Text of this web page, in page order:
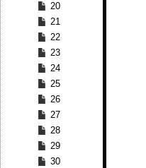
20
21
22
23
24
25
26
27
28
29
30